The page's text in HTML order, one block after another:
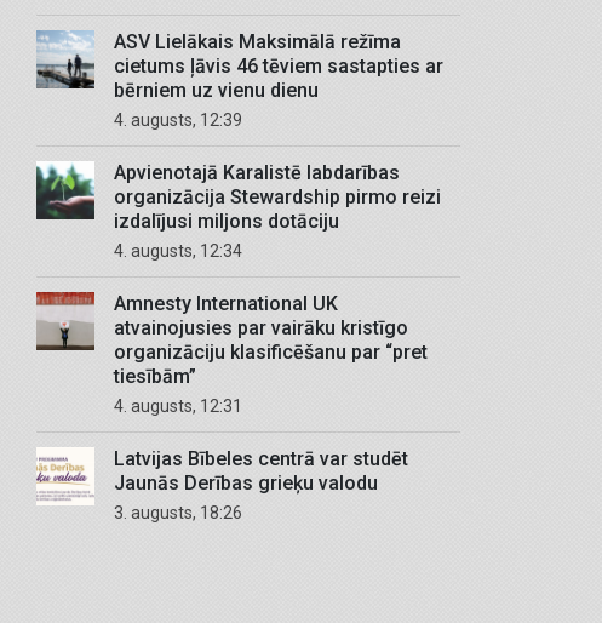
ASV Lielākais Maksimālā režīma
cietums ļāvis 46 tēviem sastapties ar
bērniem uz vienu dienu
4. augusts, 12:39
Apvienotajā Karalistē labdarības
organizācija Stewardship pirmo reizi
izdalījusi miljons dotāciju
4. augusts, 12:34
Amnesty International UK
atvainojusies par vairāku kristīgo
organizāciju klasificēšanu par “pret
tiesībām”
4. augusts, 12:31
Latvijas Bībeles centrā var studēt
Jaunās Derības grieķu valodu
3. augusts, 18:26